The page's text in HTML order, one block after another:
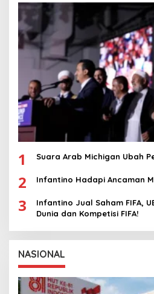
1 Suara Arab Michigan Ubah
2 Infantino Hadapi Ancaman
3
Infantino Jual Saham FIFA,
Dunia dan Kompetisi FIFA!
NASIONAL